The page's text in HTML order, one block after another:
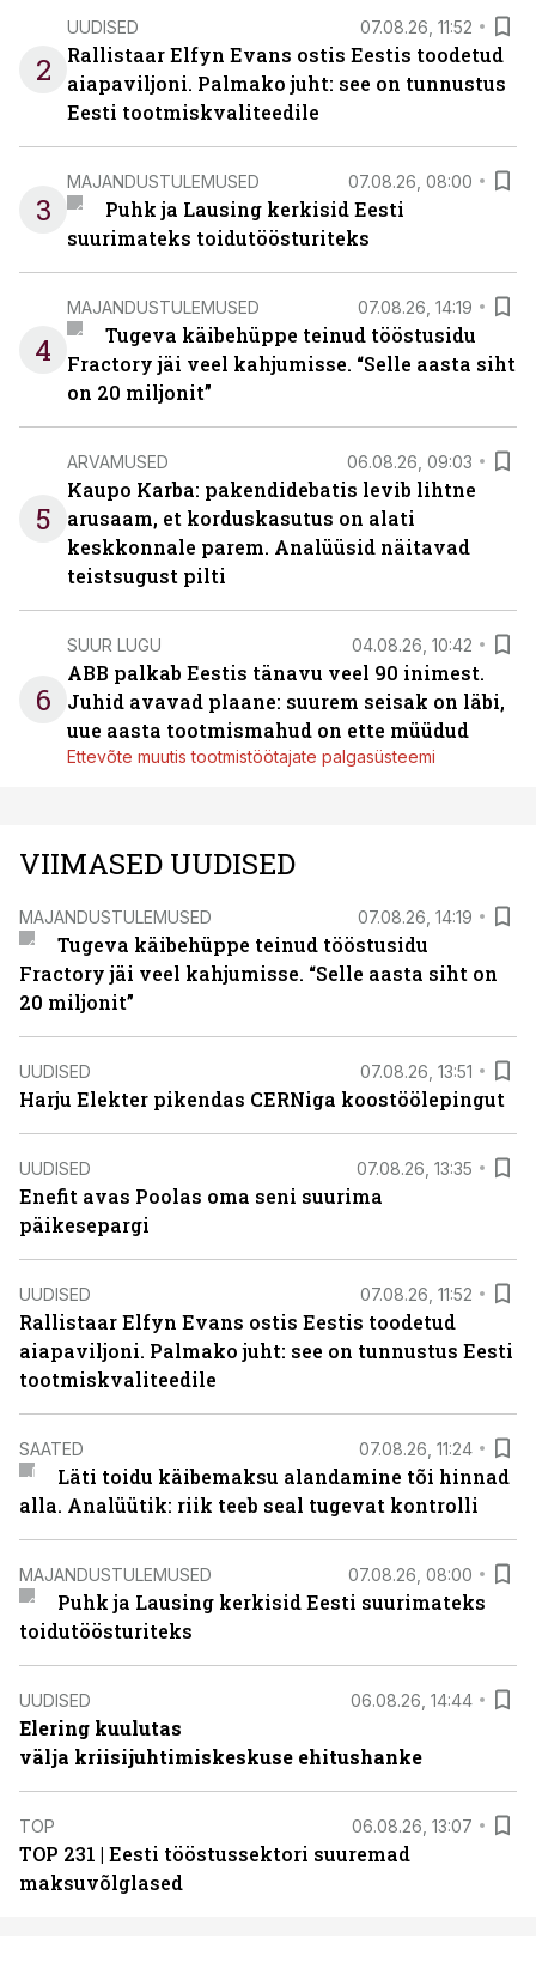
2
UUDISED 07.08.26, 11:52
Rallistaar Elfyn Evans ostis Eestis toodetud
aiapaviljoni. Palmako juht: see on tunnustus
Eesti tootmiskvaliteedile
3
MAJANDUSTULEMUSED 07.08.26, 08:00
Puhk ja Lausing kerkisid Eesti
suurimateks toidutöösturiteks
4
MAJANDUSTULEMUSED 07.08.26, 14:19
Tugeva käibehüppe teinud tööstusidu
Fractory jäi veel kahjumisse. “Selle aasta siht
on 20 miljonit”
5
ARVAMUSED 06.08.26, 09:03
Kaupo Karba: pakendidebatis levib lihtne
arusaam, et korduskasutus on alati
keskkonnale parem. Analüüsid näitavad
teistsugust pilti
6
SUUR LUGU 04.08.26, 10:42
ABB palkab Eestis tänavu veel 90 inimest.
Juhid avavad plaane: suurem seisak on läbi,
uue aasta tootmismahud on ette müüdud
Ettevõte muutis tootmistöötajate palgasüsteemi
VIIMASED UUDISED
MAJANDUSTULEMUSED 07.08.26, 14:19
Tugeva käibehüppe teinud tööstusidu
Fractory jäi veel kahjumisse. “Selle aasta siht on
20 miljonit”
UUDISED 07.08.26, 13:51
Harju Elekter pikendas CERNiga koostöölepingut
UUDISED 07.08.26, 13:35
Enefit avas Poolas oma seni suurima
päikesepargi
UUDISED 07.08.26, 11:52
Rallistaar Elfyn Evans ostis Eestis toodetud
aiapaviljoni. Palmako juht: see on tunnustus Eesti
tootmiskvaliteedile
SAATED 07.08.26, 11:24
Läti toidu käibemaksu alandamine tõi hinnad
alla. Analüütik: riik teeb seal tugevat kontrolli
MAJANDUSTULEMUSED 07.08.26, 08:00
Puhk ja Lausing kerkisid Eesti suurimateks
toidutöösturiteks
UUDISED 06.08.26, 14:44
Elering kuulutas
välja kriisijuhtimiskeskuse ehitushanke
TOP 06.08.26, 13:07
TOP 231 | Eesti tööstussektori suuremad
maksuvõlglased